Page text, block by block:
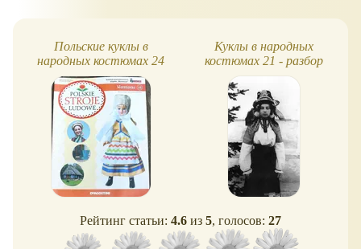
Польские куклы в
народных костюмах 24
(скан, перевод)
Куклы в народных
костюмах 21 - разбор
номера
Рейтинг статьи: 4.6 из 5, голосов: 27